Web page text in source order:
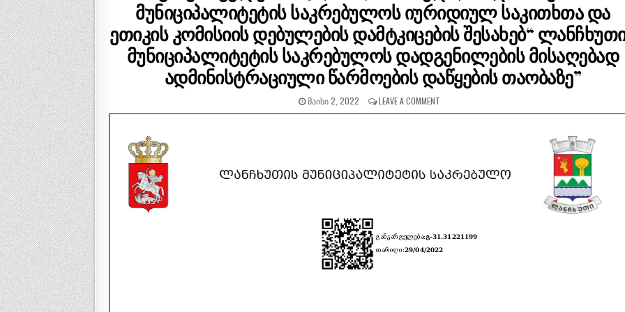
მუნიციპალიტეტის საკრებულოს იურიდიულ საკითხთა და
ეთიკის კომისიის დებულების დამტკიცების შესახებ“
მუნიციპალიტეტის საკრებულოს დადგენილების მისაღებად
ადმინისტრაციული წარმოების დაწყების თაობაზე”
ᲛᲐᲘᲡᲘ 2, 2022 LEAVE A COMMENT